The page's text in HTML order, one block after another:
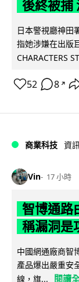
後終被捕
日本警視廳神田
指她涉嫌在出版
CHARACTERS
52 8 ↗
商業科技 資
Vin 17 小時
智博通路
稱漏洞是
中國網通廠商智
產品爆出嚴重安
線，旗...
閱讀